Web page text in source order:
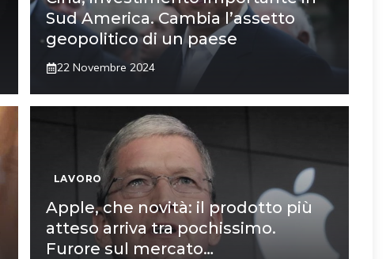
Sud America. Cambia l’assetto
geopolitico di un paese
22 Novembre 2024
LAVORO
Apple, che novità: il prodotto più
atteso arriva tra pochissimo.
Furore sul mercato…